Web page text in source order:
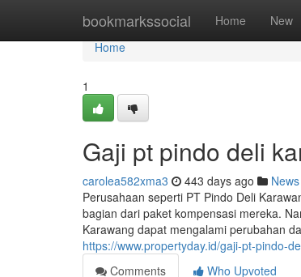
bookmarkssocial Home New
Home
Home
1
Gaji pt pindo deli
carolea582xma3 443 days ago News
Perusahaan seperti PT Pindo Deli
bagian dari paket kompensasi mereka.
Karawang dapat mengalami perubahan
https://www.propertyday.id/gaji-pt-pindo-
Comments
Who Upvoted